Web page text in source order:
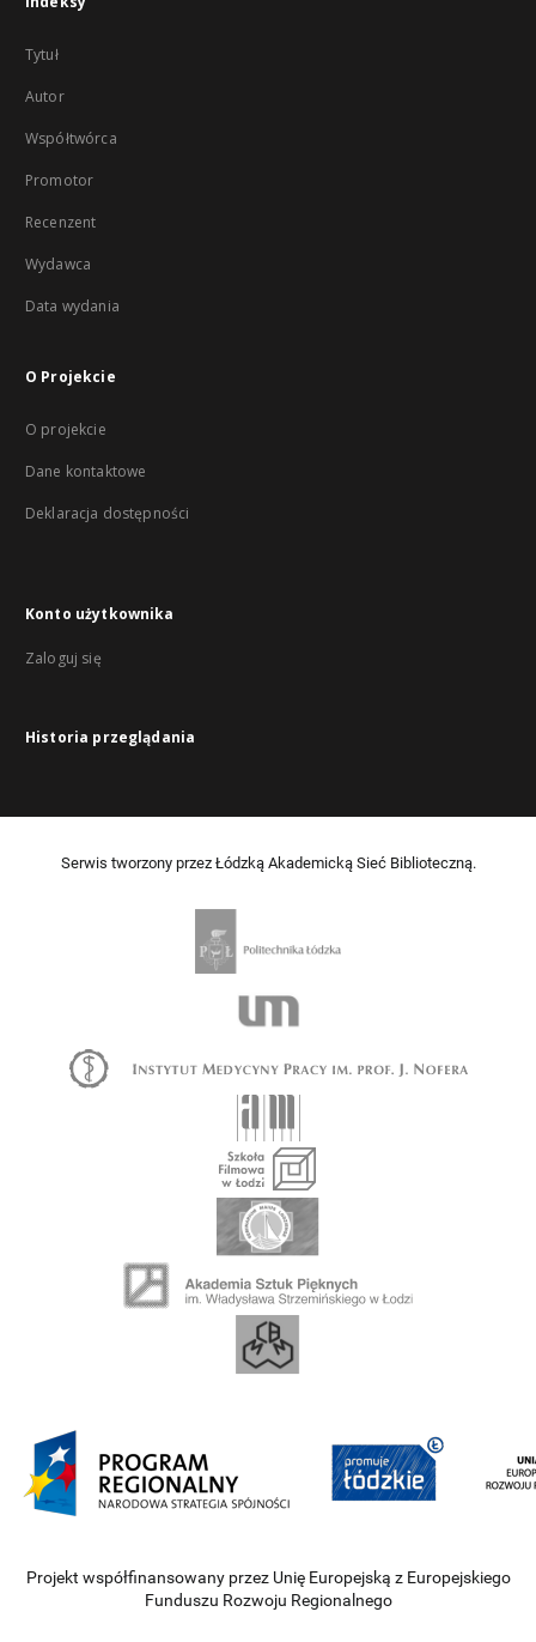
Tytuł
Autor
Współtwórca
Promotor
Recenzent
Wydawca
Data wydania
O Projekcie
O projekcie
Dane kontaktowe
Deklaracja dostępności
Konto użytkownika
Zaloguj się
Historia przeglądania
Serwis tworzony przez Łódzką Akademicką Sieć Biblioteczną.
Projekt współfinansowany przez Unię Europejską z Europejskiego
Funduszu Rozwoju Regionalnego